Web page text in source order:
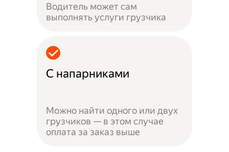
Водитель может сам
выполнять услуги грузчика
С напарниками
Можно найти одного или двух
грузчиков — в этом случае
оплата за заказ выше